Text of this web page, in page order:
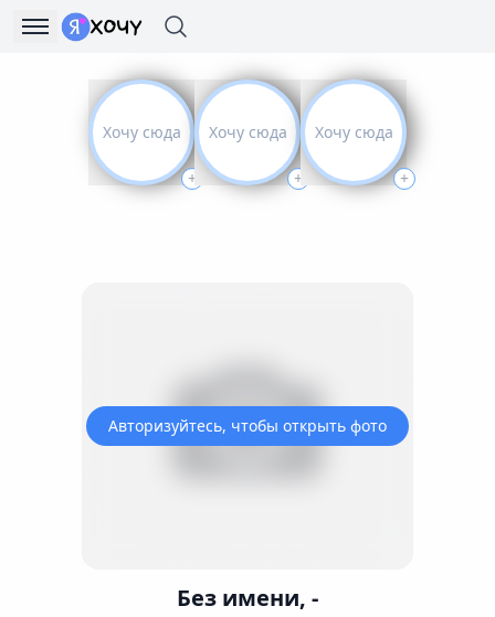
Хочу сюда
+
Хочу сюда
+
Хочу сюда
+
Авторизуйтесь, чтобы открыть фото
Без имени, -